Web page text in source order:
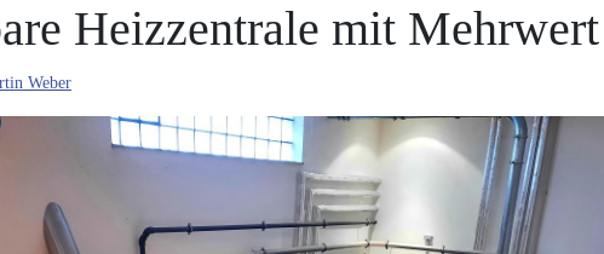
Heizzentrale mit Mehrwert
Weber